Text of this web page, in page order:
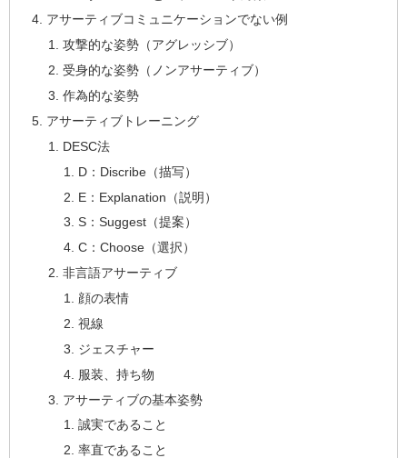
アサーティブコミュニケーションでない例
攻撃的な姿勢（アグレッシブ）
受身的な姿勢（ノンアサーティブ）
作為的な姿勢
アサーティブトレーニング
DESC法
D：Discribe（描写）
E：Explanation（説明）
S：Suggest（提案）
C：Choose（選択）
非言語アサーティブ
顔の表情
視線
ジェスチャー
服装、持ち物
アサーティブの基本姿勢
誠実であること
率直であること